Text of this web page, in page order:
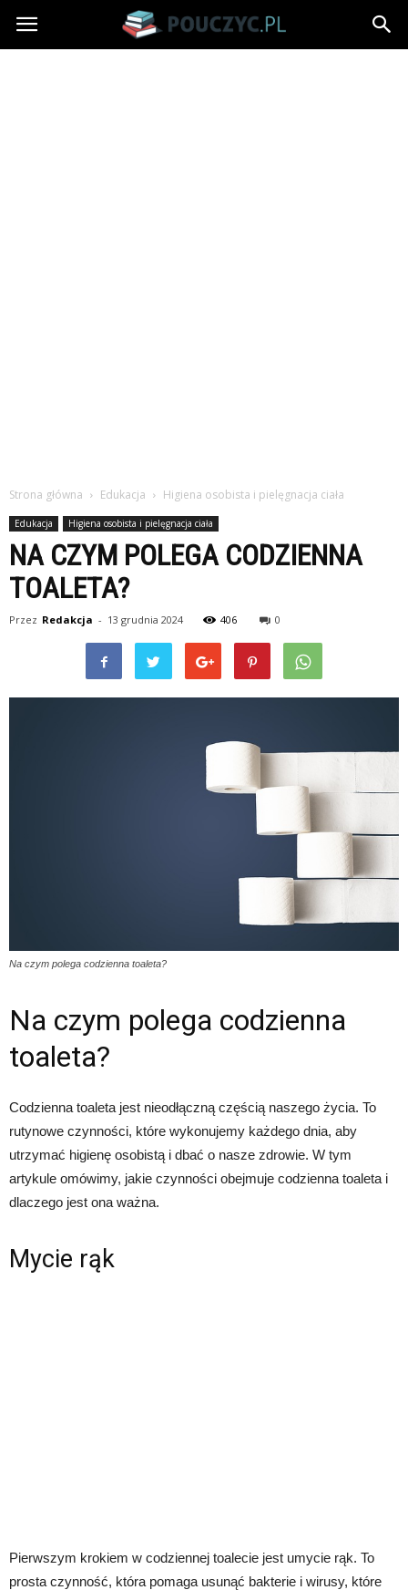
Pouczyc.pl
Strona główna Edukacja Higiena osobista i pielęgnacja ciała
Edukacja Higiena osobista i pielęgnacja ciała
NA CZYM POLEGA CODZIENNA
TOALETA?
Przez Redakcja - 13 grudnia 2024 406 0
Na czym polega codzienna toaleta?
Na czym polega codzienna
toaleta?
Codzienna toaleta jest nieodłączną częścią naszego życia. To
rutynowe czynności, które wykonujemy każdego dnia, aby
utrzymać higienę osobistą i dbać o nasze zdrowie. W tym
artykule omówimy, jakie czynności obejmuje codzienna toaleta i
dlaczego jest ona ważna.
Mycie rąk
Pierwszym krokiem w codziennej toalecie jest umycie rąk. To
prosta czynność, która pomaga usunąć bakterie i wirusy, które